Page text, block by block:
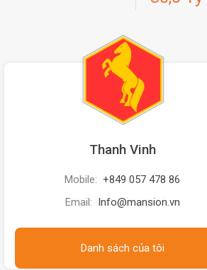
Thanh Vinh
Mobile: +849 057 478 86
Email: Info@mansion.vn
Danh sách của tôi